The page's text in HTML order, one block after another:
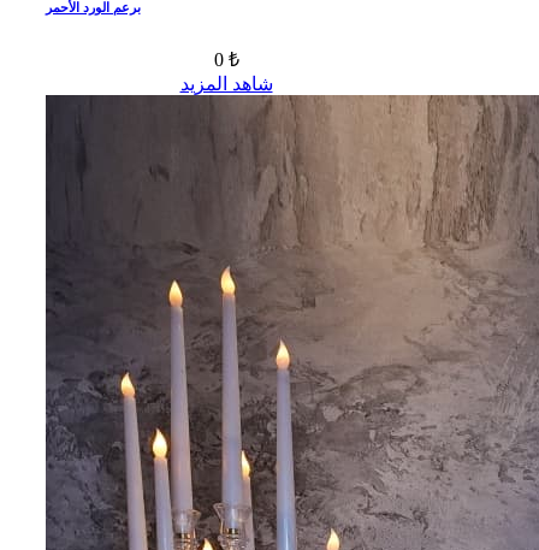
برعم الورد الأحمر
0 ₺
شاهد المزيد